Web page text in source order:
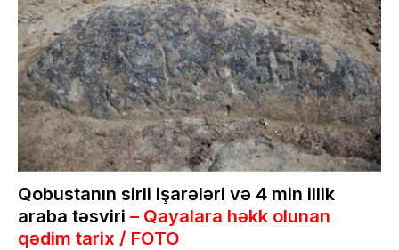
Qobustanın sirli işarələri və 4 min illik
araba təsviri – Qayalara həkk olunan
qədim tarix / FOTO